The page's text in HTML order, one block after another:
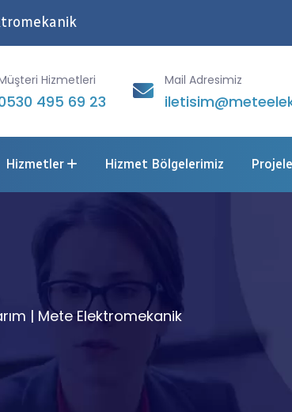
Hizmetleri
495 69 23
Mail Adresimiz
Hizmetler Hizmet Bölgelerimiz
| Mete Elektromekanik